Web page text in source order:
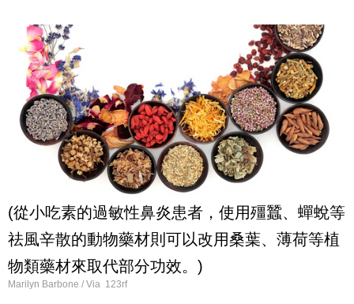
(從小吃素的過敏性鼻炎患者，使用殭蠶、蟬蛻等
祛風辛散的動物藥材則可以改用桑葉、薄荷等植
物類藥材來取代部分功效。)
Marilyn Barbone / Via 123rf